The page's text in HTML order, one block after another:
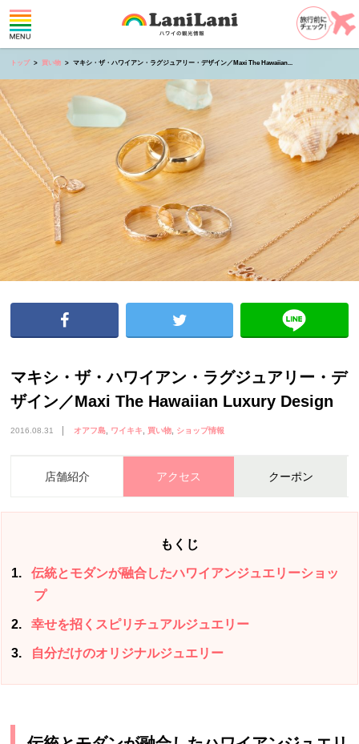
トップ 買い物 マキシ・ザ・ハワイアン・ラグジュアリー・デザイン／Maxi The Hawaiian...
マキシ・ザ・ハワイアン・ラグジュアリー・デ
ザイン／Maxi The Hawaiian Luxury Design
2016.08.31 オアフ島 ワイキキ 買い物 ショップ情報
店舗紹介 アクセス クーポン
もくじ
1
伝統とモダンが融合したハワイアンジュエリーショッ
プ
2 幸せを招くスピリチュアルジュエリー
3 自分だけのオリジナルジュエリー